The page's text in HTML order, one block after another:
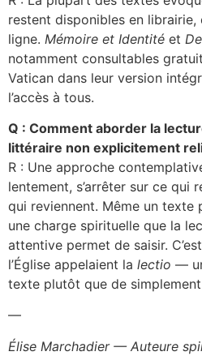
restent disponibles en librairie,
ligne. Mémoire et Identité et
notamment consultables
Vatican dans leur version
l’accès à tous.
Q : Comment aborder la
littéraire non explicitement
R : Une approche
lentement, s’arrêter sur ce qui
qui reviennent. Même un
une charge spirituelle que la
attentive permet de saisir.
l’Église appelaient la lectio —
texte plutôt que de
—
Élise Marchadier — Auteure